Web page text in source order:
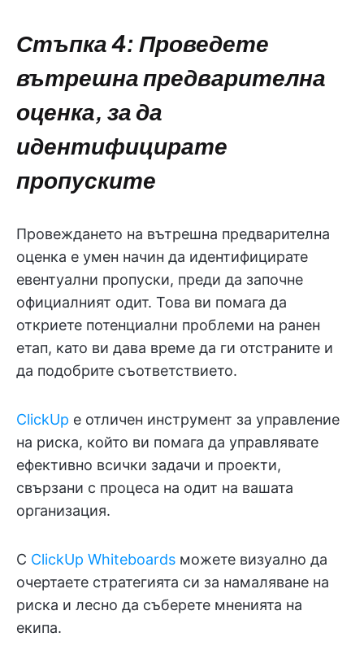
Стъпка 4: Проведете
вътрешна предварителна
оценка, за да
идентифицирате
пропуските
Провеждането на вътрешна предварителна
оценка е умен начин да идентифицирате
евентуални пропуски, преди да започне
официалният одит. Това ви помага да
откриете потенциални проблеми на ранен
етап, като ви дава време да ги отстраните и
да подобрите съответствието.
ClickUp е отличен инструмент за управление
на риска, който ви помага да управлявате
ефективно всички задачи и проекти,
свързани с процеса на одит на вашата
организация.
С ClickUp Whiteboards можете визуално да
очертаете стратегията си за намаляване на
риска и лесно да съберете мненията на
екипа.